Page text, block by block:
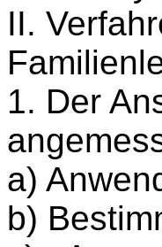
II.
1. Der
a)
b)